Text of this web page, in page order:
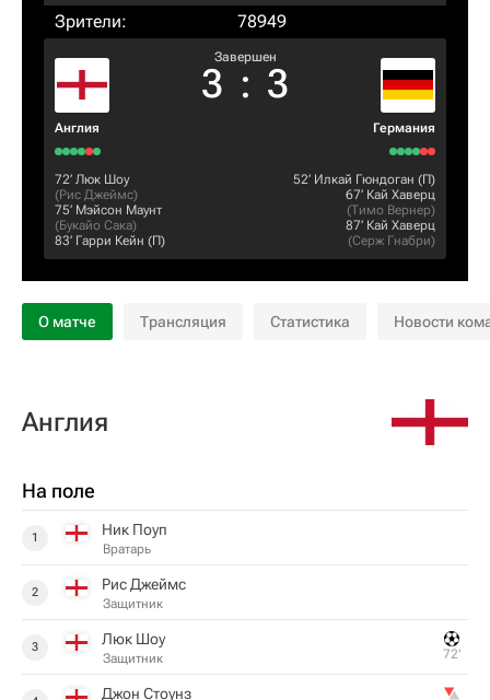
Зрители:
78949
Англия
Завершен
3 : 3
Германия
72‎’‎ Люк Шоу
(Рис Джеймс)
75‎’‎ Мэйсон Маунт
(Букайо Сака)
83‎’‎ Гарри Кейн (П)
52‎’‎ Илкай Гюндоган (П)
67‎’‎ Кай Хаверц
(Тимо Вернер)
87‎’‎ Кай Хаверц
(Серж Гнабри)
О матче Трансляция Статистика Новости
Англия
На поле
1 Ник Поуп
Вратарь
2 Рис Джеймс
Защитник
3 Люк Шоу
Защитник 72‎’‎
Джон Стоунз